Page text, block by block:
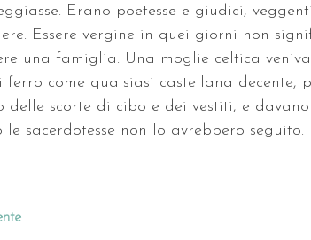
Erano poetesse e giudici,
Essere vergine in quei giorni non
una famiglia. Una moglie celtica
ferro come qualsiasi castellana decente,
delle scorte di cibo e dei vestiti, e
le sacerdotesse non lo avrebbero seguito.